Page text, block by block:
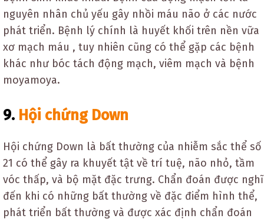
nguyên nhân chủ yếu gây nhồi máu não ở các nước
phát triển. Bệnh lý chính là huyết khối trên nền vữa
xơ mạch máu , tuy nhiên cũng có thể gặp các bệnh
khác như bóc tách động mạch, viêm mạch và bệnh
moyamoya.
9. Hội chứng Down
Hội chứng Down là bất thường của nhiễm sắc thể số
21 có thể gây ra khuyết tật về trí tuệ, não nhỏ, tầm
vóc thấp, và bộ mặt đặc trưng. Chẩn đoán được nghĩ
đến khi có những bất thường về đặc điểm hình thể,
phát triển bất thường và được xác định chẩn đoán